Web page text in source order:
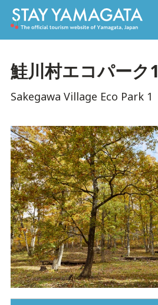
鮭川村エコパーク1
Sakegawa Village Eco Park 1